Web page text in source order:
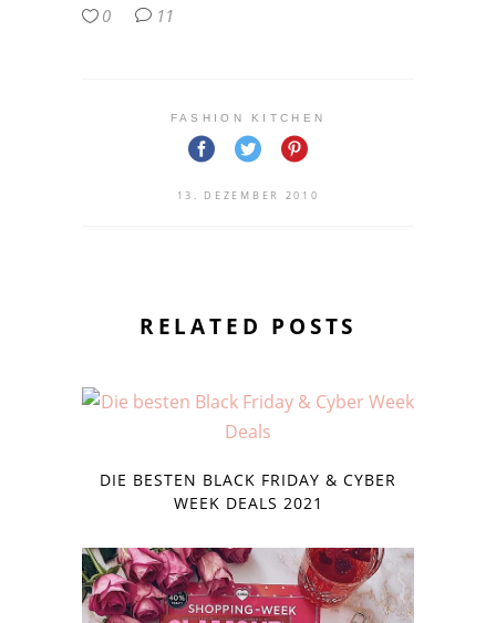
0 11
FASHION KITCHEN
13. DEZEMBER 2010
RELATED POSTS
DIE BESTEN BLACK FRIDAY & CYBER
WEEK DEALS 2021